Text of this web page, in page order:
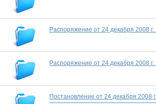
Распоряжение от 24 декабря 2008
Распоряжение от 24 декабря 2008
Постановление от 24 декабря 2008